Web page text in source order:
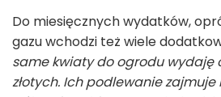
Do miesięcznych wydatków,
gazu wchodzi też wiele
same kwiaty do ogrodu wydaję
złotych. Ich podlewanie